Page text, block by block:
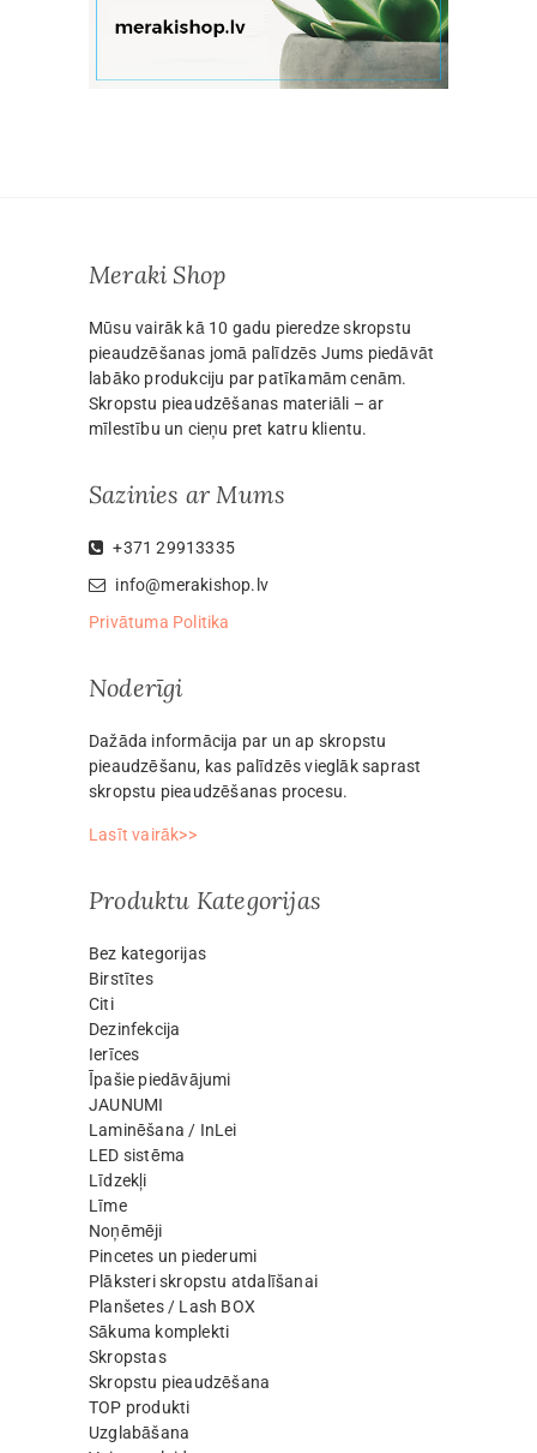
Meraki Shop
Mūsu vairāk kā 10 gadu pieredze skropstu
pieaudzēšanas jomā palīdzēs Jums piedāvāt
labāko produkciju par patīkamām cenām.
Skropstu pieaudzēšanas materiāli – ar
mīlestību un cieņu pret katru klientu.
Sazinies ar Mums
+371 29913335
info@merakishop.lv
Privātuma Politika
Noderīgi
Dažāda informācija par un ap skropstu
pieaudzēšanu, kas palīdzēs vieglāk saprast
skropstu pieaudzēšanas procesu.
Lasīt vairāk>>
Produktu Kategorijas
Bez kategorijas
Birstītes
Citi
Dezinfekcija
Ierīces
Īpašie piedāvājumi
JAUNUMI
Laminēšana / InLei
LED sistēma
Līdzekļi
Līme
Noņēmēji
Pincetes un piederumi
Plāksteri skropstu atdalīšanai
Planšetes / Lash BOX
Sākuma komplekti
Skropstas
Skropstu pieaudzēšana
TOP produkti
Uzglabāšana